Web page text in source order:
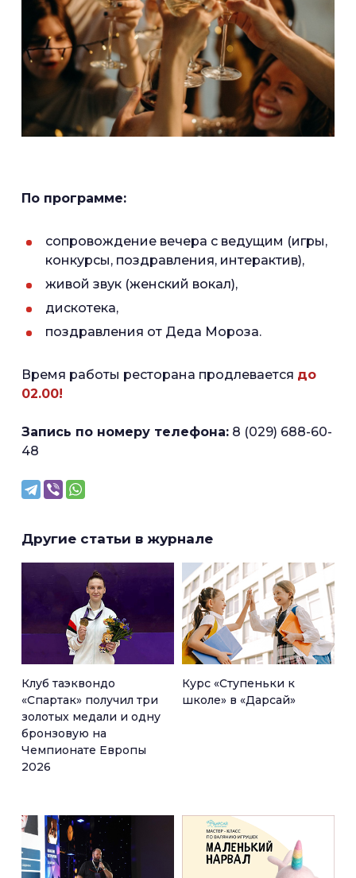
По программе:
сопровождение вечера с ведущим (игры,
конкурсы, поздравления, интерактив),
живой звук (женский вокал),
дискотека,
поздравления от Деда Мороза.
Время работы ресторана продлевается до
02.00!
Запись по номеру телефона: 8 (029) 688-60-
48
Другие статьи в журнале
Клуб таэквондо
«Спартак» получил три
золотых медали и одну
бронзовую на
Чемпионате Европы
2026
Курс «Ступеньки к
школе» в «Дарсай»